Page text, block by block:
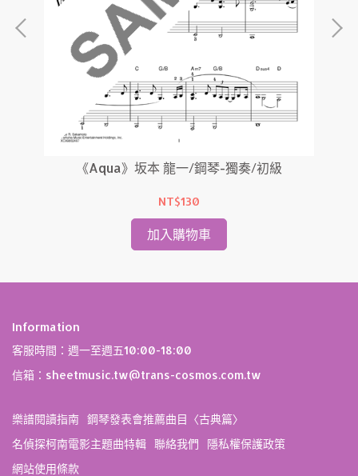
《Aqua》坂本 龍一/鋼琴-獨奏/初級
NT$130
加入購物車
Information
客服時間：週一至週五10:00-18:00
信箱：sheetmusic.tw@trans-cosmos.com.tw
樂譜閱讀指南 鋼琴發表會推薦曲目〈古典篇〉
名偵探柯南電影主題曲特輯 聯絡我們
隱私權保護政策
網站使用條款